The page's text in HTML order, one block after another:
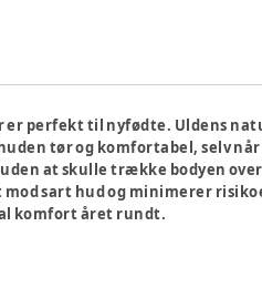
er perfekt til nyfødte. Uldens
tør og komfortabel, selv når
at skulle trække bodyen
sart hud og minimerer
komfort året rundt.